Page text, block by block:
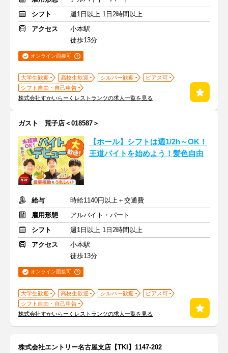
シフト
週1日以上 1日2時間以上
アクセス
小本駅
徒歩13分
オンライン面接可
大学生歓迎 高校生歓迎 シルバー歓迎
ピアス可
シフト自由・自己申告
株式会社すかいらーくレストランツの求人一覧を見る
ガスト 荒子店＜018587＞
【ホール】シフトは週1/2h～OK！
王道バイトを始めよう！髪色自由
給与
時給1140円以上＋交通費
雇用形態
アルバイト・パート
シフト
週1日以上 1日2時間以上
アクセス
小本駅
徒歩13分
オンライン面接可
大学生歓迎 高校生歓迎 シルバー歓迎
ピアス可
シフト自由・自己申告
株式会社すかいらーくレストランツの求人一覧を見る
株式会社エントリー名古屋支店【TKI】1147-202